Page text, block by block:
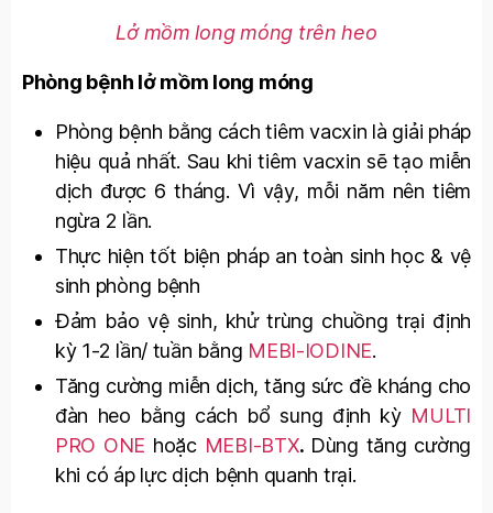
Lở mồm long móng trên heo
Phòng bệnh lở mồm long móng
Phòng bệnh bằng cách tiêm vacxin là giải pháp
hiệu quả nhất. Sau khi tiêm vacxin sẽ tạo miễn
dịch được 6 tháng. Vì vậy, mỗi năm nên tiêm
ngừa 2 lần.
Thực hiện tốt biện pháp an toàn sinh học & vệ
sinh phòng bệnh
Đảm bảo vệ sinh, khử trùng chuồng trại định
kỳ 1-2 lần/ tuần bằng MEBI-IODINE.
Tăng cường miễn dịch, tăng sức đề kháng cho
đàn heo bằng cách bổ sung định kỳ MULTI
PRO ONE hoặc MEBI-BTX. Dùng tăng cường
khi có áp lực dịch bệnh quanh trại.